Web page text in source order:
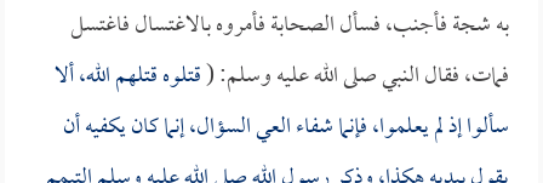
به شجة فأجنب، فسأل الصحابة فأمروه بالاغتسال فاغتسل
فمات، فقال النبي صلى الله عليه وسلم: (قتلوه قتلهم الله، ألا
سألوا إذ لم يعلموا، فإنما شفاء العي السؤال، إنما كان يكفيه أن